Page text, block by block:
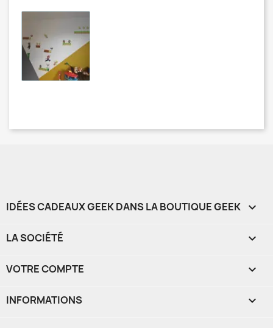
IDÉES CADEAUX GEEK DANS LA BOUTIQUE GEEK 
LA SOCIÉTÉ 
VOTRE COMPTE 
INFORMATIONS keyboard_arrow_down